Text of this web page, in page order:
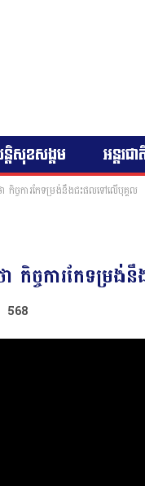
តិសុខសង្គម អន្តរជ
ច្ចការកែទម្រង់នឹងជះផលទៅលើបុគ្គល
ច្ចការកែទម្រ
568